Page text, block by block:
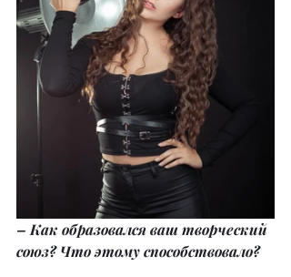
– Как образовался ваш творческий
союз? Что этому способствовало?